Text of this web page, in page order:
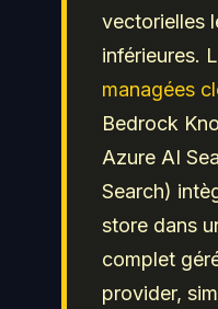
vectorielles
inférieures.
managées
Bedrock
Azure AI
Search)
store dans
complet
provider,